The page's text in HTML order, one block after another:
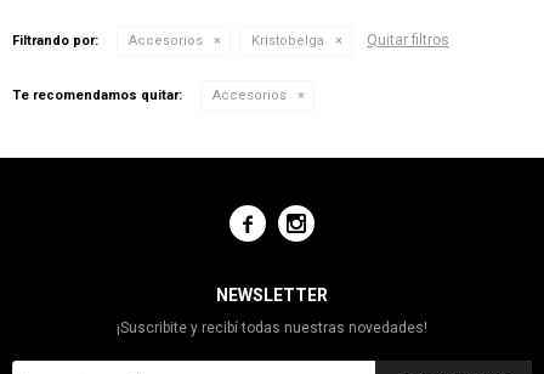
Filtrando por: Accesorios Kristobelga Quitar filtros
Te recomendamos quitar: Accesorios
 
NEWSLETTER
¡Suscribite y recibí todas nuestras novedades!